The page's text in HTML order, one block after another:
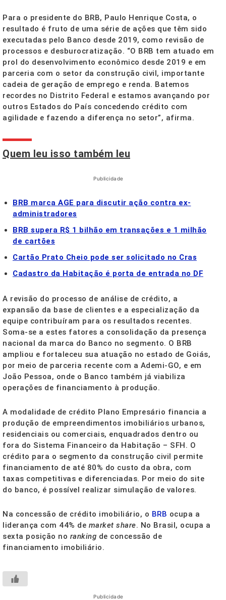
Para o presidente do BRB, Paulo Henrique Costa, o
resultado é fruto de uma série de ações que têm sido
executadas pelo Banco desde 2019, como revisão de
processos e desburocratização. “O BRB tem atuado em
prol do desenvolvimento econômico desde 2019 e em
parceria com o setor da construção civil, importante
cadeia de geração de emprego e renda. Batemos
recordes no Distrito Federal e estamos avançando por
outros Estados do País concedendo crédito com
agilidade e fazendo a diferença no setor”, afirma.
Quem leu isso também leu
Publicidade
BRB marca AGE para discutir ação contra ex-
administradores
BRB supera R$ 1 bilhão em transações e 1 milhão
de cartões
Cartão Prato Cheio pode ser solicitado no Cras
Cadastro da Habitação é porta de entrada no DF
A revisão do processo de análise de crédito, a
expansão da base de clientes e a especialização da
equipe contribuíram para os resultados recentes.
Soma-se a estes fatores a consolidação da presença
nacional da marca do Banco no segmento. O BRB
ampliou e fortaleceu sua atuação no estado de Goiás,
por meio de parceria recente com a Ademi-GO, e em
João Pessoa, onde o Banco também já viabiliza
operações de financiamento à produção.
A modalidade de crédito Plano Empresário financia a
produção de empreendimentos imobiliários urbanos,
residenciais ou comerciais, enquadrados dentro ou
fora do Sistema Financeiro da Habitação – SFH. O
crédito para o segmento da construção civil permite
financiamento de até 80% do custo da obra, com
taxas competitivas e diferenciadas. Por meio do site
do banco, é possível realizar simulação de valores.
Na concessão de crédito imobiliário, o BRB ocupa a
liderança com 44% de market share. No Brasil, ocupa a
sexta posição no ranking de concessão de
financiamento imobiliário.
Publicidade